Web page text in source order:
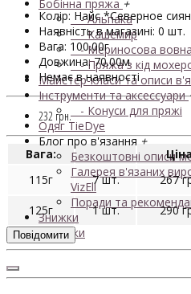
Бобінна пряжа +
- Альпака
- Кашемир
- Мериносова вовна
- Пряжа з кід
Майстер-класи та описи
Інструменти та аксессуари
- Конуси для пряжі
Одяг TieDye
Блог про в'язання+
Безкоштовні описи
Галерея в'язаних
VizEll
Поради та
Знижки
Новинки
Колір: Найс *Северное
Наявність в магазині: 0 шт.
Вага: 100.00г
Довжина: 70.00м
Немає в наявності
232 грн.
Вага:
115г
7 шт. 267
125г 1 шт. 290
Повідомити